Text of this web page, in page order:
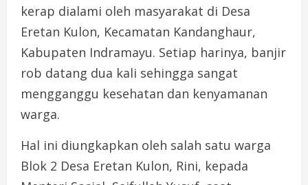
kerap dialami oleh masyarakat di Desa
Eretan Kulon, Kecamatan Kandanghaur,
Kabupaten Indramayu. Setiap harinya, banjir
rob datang dua kali sehingga sangat
mengganggu kesehatan dan kenyamanan
warga.
Hal ini diungkapkan oleh salah satu warga
Blok 2 Desa Eretan Kulon, Rini, kepada